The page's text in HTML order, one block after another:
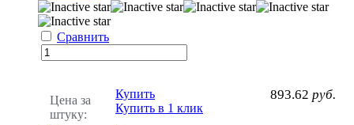
Сравнить
Цена за
штуку:
893.62 руб.
Купить
Купить в 1 клик